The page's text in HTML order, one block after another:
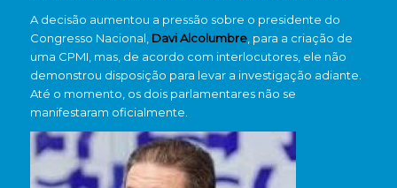
A decisão aumentou a pressão sobre o presidente do
Congresso Nacional, Davi Alcolumbre, para a criação de
uma CPMI, mas, de acordo com interlocutores, ele não
demonstrou disposição para levar a investigação adiante.
Até o momento, os dois parlamentares não se
manifestaram oficialmente.